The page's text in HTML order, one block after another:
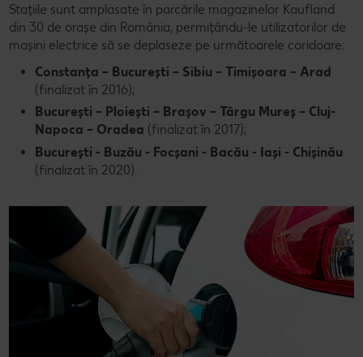
Stațiile sunt amplasate în parcările magazinelor Kaufland
din 30 de orașe din România, permițându-le utilizatorilor de
mașini electrice să se deplaseze pe următoarele coridoare:
Constanța – București – Sibiu – Timișoara – Arad
(finalizat în 2016);
București – Ploiești – Brașov – Târgu Mureș – Cluj-
Napoca – Oradea (finalizat în 2017);
București - Buzău - Focșani - Bacău - Iași - Chișinău
(finalizat în 2020).